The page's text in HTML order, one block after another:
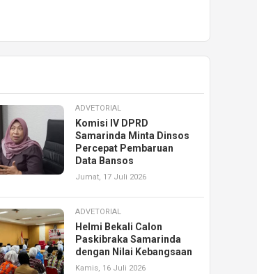
ADVETORIAL
Komisi IV DPRD
Samarinda Minta Dinsos
Percepat Pembaruan
Data Bansos
Jumat, 17 Juli 2026
ADVETORIAL
Helmi Bekali Calon
Paskibraka Samarinda
dengan Nilai Kebangsaan
Kamis, 16 Juli 2026